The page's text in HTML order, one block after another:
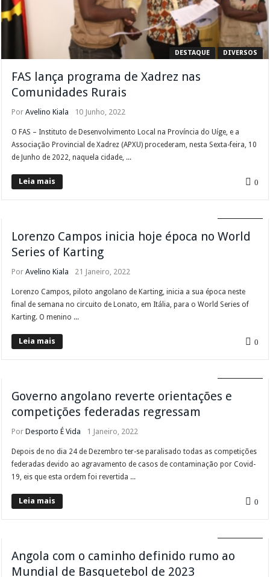
DESTAQUE DIVERSOS
FAS lança programa de Xadrez nas
Comunidades Rurais
PorAvelino Kiala 10 Junho, 2022
O FAS – Instituto de Desenvolvimento Local na Província do Uíge, e a
Associação Provincial de Xadrez (APXU) procederam, nesta Sexta-feira, 10
de Junho de 2022, naquela cidade, ...
Leia mais 0
Lorenzo Campos inicia hoje época no World
Series of Karting
PorAvelino Kiala 21 Janeiro, 2022
Lorenzo Campos, piloto angolano de Karting, inicia a sua época neste
final de semana no circuito de Lonato, em Itália, para o World Series of
Karting. O menino ...
Leia mais 0
Governo angolano reverte orientações e
competições federadas regressam
PorDesporto É Vida 1 Janeiro, 2022
Depois de no dia 24 de Dezembro ter-se paralisado todas as competições
federadas devido ao agravamento de casos de contaminação por Covid-
19, eis que esta ordem foi revertida ...
Leia mais 0
Angola com o caminho definido rumo ao
Mundial de Basquetebol de 2023